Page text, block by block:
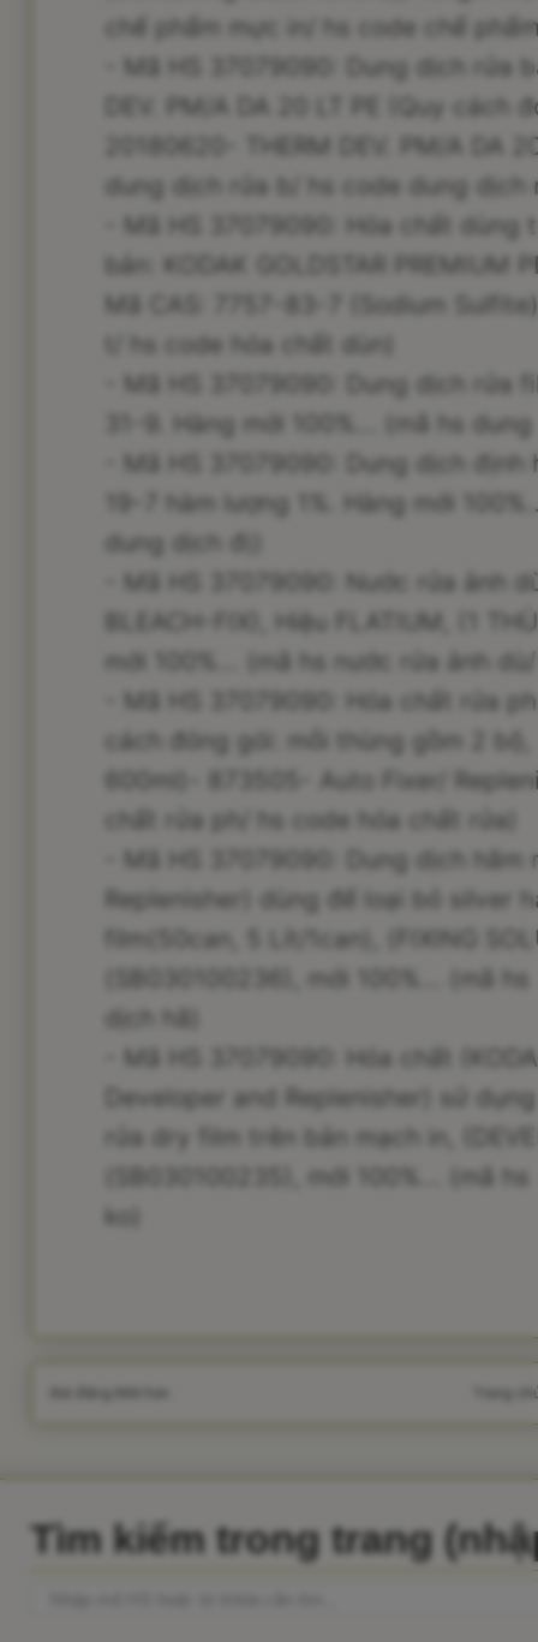
chế phẩm mực in/ hs code chế
- Mã HS 37079090: Dung dịch rửa
DEV. PM/A DA 20 LT PE (Quy
20180620- THERM DEV. PM/A DA
dung dịch rửa b/ hs code dung dịch
- Mã HS 37079090: Hóa chất
bản: KODAK GOLDSTAR PREMIUM
Mã CAS: 7757-83-7 (Sodium
t/ hs code hóa chất dùn)
- Mã HS 37079090: Dung dịch rửa
31-9. Hàng mới 100%... (mã hs
- Mã HS 37079090: Dung dịch
19-7 hàm lượng 1%. Hàng mới
dung dịch đị)
- Mã HS 37079090: Nước rửa ảnh
BLEACH-FIX), Hiệu FLATIUM, (1
mới 100%... (mã hs nước rửa ảnh
- Mã HS 37079090: Hóa chất rửa
cách đóng gói: mỗi thùng gồm 2
600ml)- 873505- Auto Fixer/
chất rửa ph/ hs code hóa chất rửa)
- Mã HS 37079090: Dung dịch hãm
Replenisher) dùng để loại bỏ silver
film(50can, 5 Lít/1can), (FIXING
(SB030100236), mới 100%... (mã
- Mã HS 37079090: Hóa chất
Developer and Replenisher) sử
rửa dry film trên bản mạch in,
(SB030100235), mới 100%... (mã
ko)
Trang
Tìm kiếm trong trang